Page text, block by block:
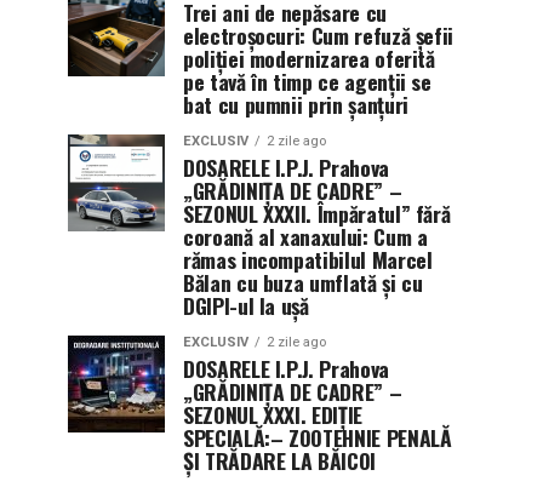
Trei ani de nepăsare cu
electroșocuri: Cum refuză șefii
poliției modernizarea oferită
pe tavă în timp ce agenții se
bat cu pumnii prin șanțuri
EXCLUSIV 2 zile ago
DOSARELE I.P.J. Prahova
„GRĂDINIȚA DE CADRE” –
SEZONUL XXXII. Împăratul” fără
coroană al xanaxului: Cum a
rămas incompatibilul Marcel
Bălan cu buza umflată și cu
DGIPI-ul la ușă
EXCLUSIV 2 zile ago
DOSARELE I.P.J. Prahova
„GRĂDINIȚA DE CADRE” –
SEZONUL XXXI. EDIȚIE
SPECIALĂ:– ZOOTEHNIE PENALĂ
ȘI TRĂDARE LA BĂICOI